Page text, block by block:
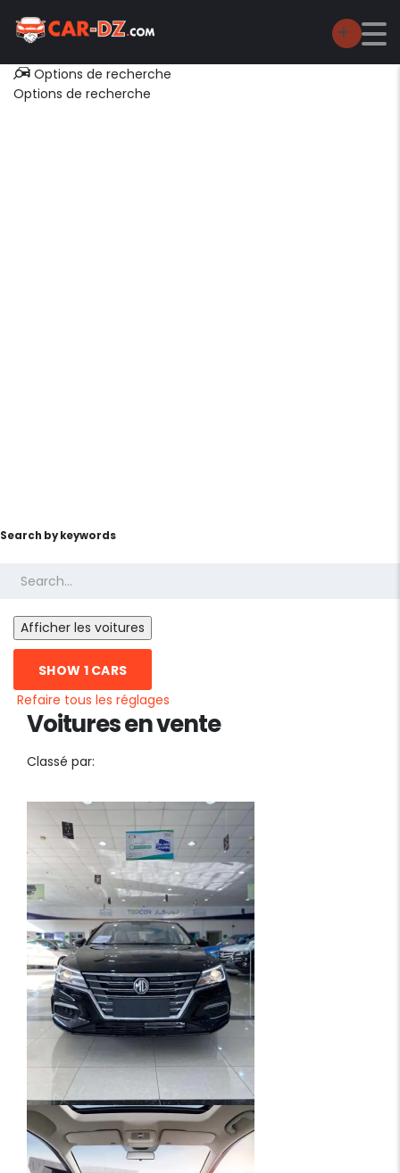
Options de recherche
Options de recherche
Search by keywords
SHOW 1CARS
Refaire tous les réglages
Voitures en vente
Classé par: